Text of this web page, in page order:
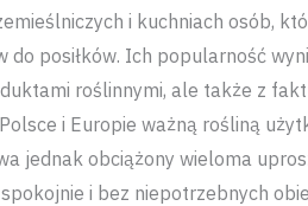
i kuchniach osób,
posiłków. Ich popularność
roślinnymi, ale także z
i Europie ważną rośliną
jednak obciążony wieloma
i bez niepotrzebnych